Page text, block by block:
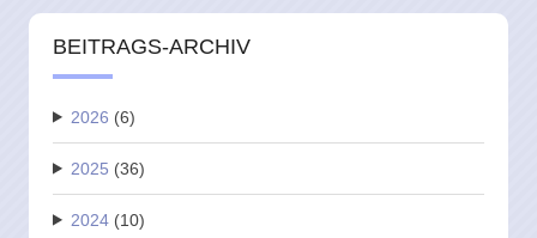
BEITRAGS-ARCHIV
2026 (6)
2025 (36)
2024 (10)